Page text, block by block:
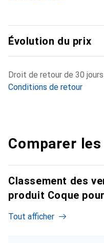
Évolution du prix
Droit de retour de 30 jours
Conditions de retour
Comparer
Classement des
produit Coque
Tout afficher